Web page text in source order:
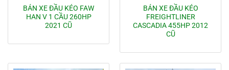
BÁN XE ĐẦU KÉO FAW
HAN V 1 CẦU 260HP
2021 CŨ
BÁN XE ĐẦU KÉO
FREIGHTLINER
CASCADIA 455HP 2012
CŨ